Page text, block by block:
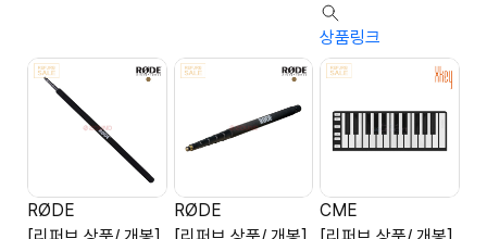
상품링크
RØDE
RØDE
CME